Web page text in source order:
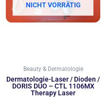
NICHT VORRÄTIG
Beauty & Dermatologie
Dermatologie-Laser / Dioden /
DORIS DUO – CTL 1106MX
Therapy Laser